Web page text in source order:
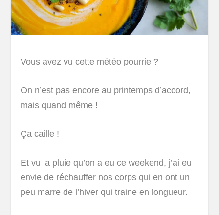
Vous avez vu cette météo pourrie ?
On n’est pas encore au printemps d’accord,
mais quand même !
Ça caille !
Et vu la pluie qu’on a eu ce weekend, j’ai eu
envie de réchauffer nos corps qui en ont un
peu marre de l’hiver qui traine en longueur.